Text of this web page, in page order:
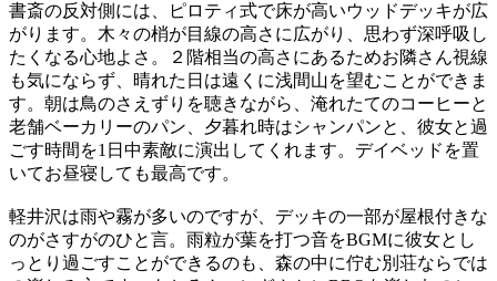
書斎の反対側には、ピロティ式で床が高いウッドデッキが広
がります。木々の梢が目線の高さに広がり、思わず深呼吸し
たくなる心地よさ。２階相当の高さにあるためお隣さん視線
も気にならず、晴れた日は遠くに浅間山を望むことができま
す。朝は鳥のさえずりを聴きながら、淹れたてのコーヒーと
老舗ベーカリーのパン、夕暮れ時はシャンパンと、彼女と過
ごす時間を1日中素敵に演出してくれます。デイベッドを置
いてお昼寝しても最高です。
軽井沢は雨や霧が多いのですが、デッキの一部が屋根付きな
のがさすがのひと言。雨粒が葉を打つ音をBGMに彼女とし
っとり過ごすことができるのも、森の中に佇む別荘ならでは